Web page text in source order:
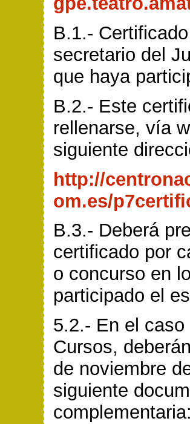
B.1.-
secretario del
que haya
B.2.- Este
rellenarse, vía
siguiente
http://
om.es/
B.3.- Deberá
certificado por
o concurso en
participado el
5.2.- En el
Cursos,
de noviembre
siguiente